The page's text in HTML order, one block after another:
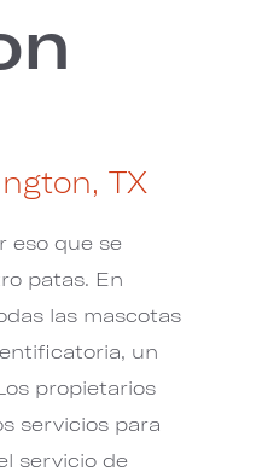
TX
eso que se
patas. En
las mascotas
un
propietarios
servicios para
servicio de